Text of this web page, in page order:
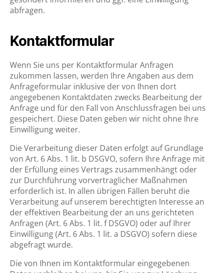
abfragen.
Kontaktformular
Wenn Sie uns per Kontaktformular Anfragen
zukommen lassen, werden Ihre Angaben aus dem
Anfrageformular inklusive der von Ihnen dort
angegebenen Kontaktdaten zwecks Bearbeitung der
Anfrage und für den Fall von Anschlussfragen bei uns
gespeichert. Diese Daten geben wir nicht ohne Ihre
Einwilligung weiter.
Die Verarbeitung dieser Daten erfolgt auf Grundlage
von Art. 6 Abs. 1 lit. b DSGVO, sofern Ihre Anfrage mit
der Erfüllung eines Vertrags zusammenhängt oder
zur Durchführung vorvertraglicher Maßnahmen
erforderlich ist. In allen übrigen Fällen beruht die
Verarbeitung auf unserem berechtigten Interesse an
der effektiven Bearbeitung der an uns gerichteten
Anfragen (Art. 6 Abs. 1 lit. f DSGVO) oder auf Ihrer
Einwilligung (Art. 6 Abs. 1 lit. a DSGVO) sofern diese
abgefragt wurde.
Die von Ihnen im Kontaktformular eingegebenen